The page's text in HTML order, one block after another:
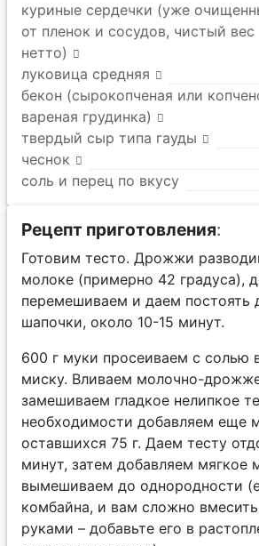
куриные сердечки (уже
от пленок и сосудов, чистый вес
нетто)
луковица средняя
бекон (сырокопченая или
вареная грудинка)
твердый сыр типа гауды
чеснок
соль и перец по вкусу
Рецепт приготовления:
Готовим тесто. Дрожжи
молоке (примерно 42 градуса),
перемешиваем и даем постоять
шапочки, около 10-15 минут.
600 г муки просеиваем с солью
миску. Вливаем молочно-
замешиваем гладкое нелипкое
необходимости добавляем еще
оставшихся 75 г. Даем тесту
минут, затем добавляем мягкое
вымешиваем до однородности
комбайна, и вам сложно
руками – добавьте его в